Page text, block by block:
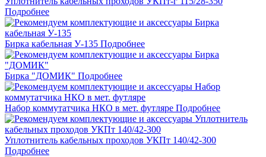
Подробнее
Бирка кабельная У-135 Подробнее
Бирка "ДОМИК" Подробнее
Набор коммутатчика НКО в мет. футляре Подробнее
Уплотнитель кабельных проходов УКПт 140/42-300
Подробнее